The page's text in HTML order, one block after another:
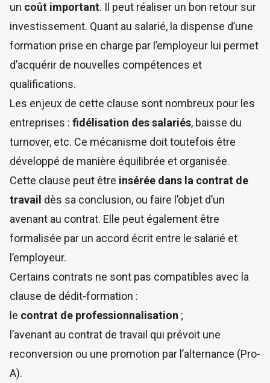
un coût important. Il peut réaliser un bon retour sur
investissement. Quant au salarié, la dispense d’une
formation prise en charge par l’employeur lui permet
d’acquérir de nouvelles compétences et
qualifications.
Les enjeux de cette clause sont nombreux pour les
entreprises : fidélisation des salariés, baisse du
turnover, etc. Ce mécanisme doit toutefois être
développé de manière équilibrée et organisée.
Cette clause peut être insérée dans la contrat de
travail dès sa conclusion, ou faire l’objet d’un
avenant au contrat. Elle peut également être
formalisée par un accord écrit entre le salarié et
l’employeur.
Certains contrats ne sont pas compatibles avec la
clause de dédit-formation :
le contrat de professionnalisation ;
l’avenant au contrat de travail qui prévoit une
reconversion ou une promotion par l’alternance (Pro-
A).